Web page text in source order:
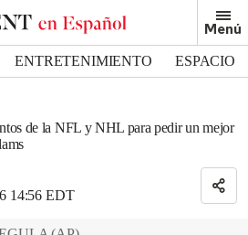
Menú
ENTRETENIMIENTO
ESPACIO
de la NFL y NHL para pedir un mejor
14:56 EDT